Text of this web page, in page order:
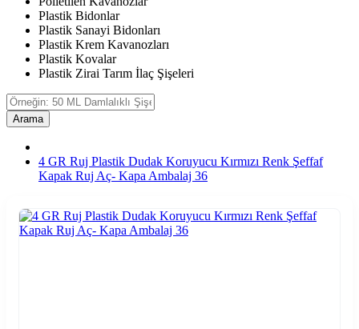
Plastik Bidonlar
Plastik Sanayi Bidonları
Plastik Krem Kavanozları
Plastik Kovalar
Plastik Zirai Tarım İlaç Şişeleri
Arama
4 GR Ruj Plastik Dudak Koruyucu Kırmızı Renk Şeffaf
Kapak Ruj Aç- Kapa Ambalaj 36